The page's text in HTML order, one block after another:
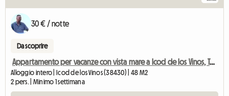
30 € / notte
Da scoprire
Appartamento per vacanze con vista mare a Icod de los Vinos, Tenerife
Alloggio intero | Icod de los Vinos (38430) | 48 M2
2 pers. | Minimo 1 settimana